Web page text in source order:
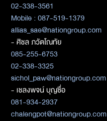
02-338-3561
Mobile : 087-519-1379
allias_sae@nationgroup.com
- ศิชล ภวัตโณทัย
085-255-6753
02-338-3325
sichol_paw@nationgroup.com
- เชลงพจน์ บุญซื่อ
081-934-2937
chalengpot@nationgroup.com